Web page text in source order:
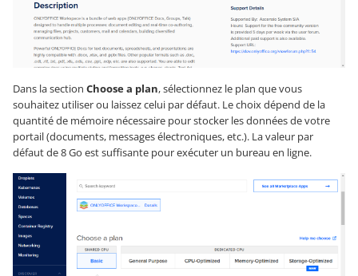
Dans la section Choose a plan, sélectionnez le plan que vous
souhaitez utiliser ou laissez celui par défaut. Le choix dépend de la
quantité de mémoire nécessaire pour stocker les données de votre
portail (documents, messages électroniques, etc.). La valeur par
défaut de 8 Go est suffisante pour exécuter un bureau en ligne.